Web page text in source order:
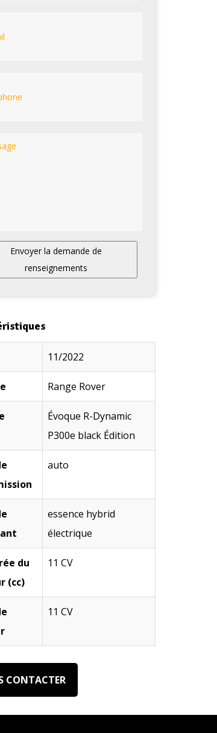
Envoyer la demande de
renseignements
11/2022
Range Rover
Évoque R-Dynamic
P300e black Édition
auto
essence hybrid
électrique
du
(cc)
11 CV
11 CV
CONTACTER